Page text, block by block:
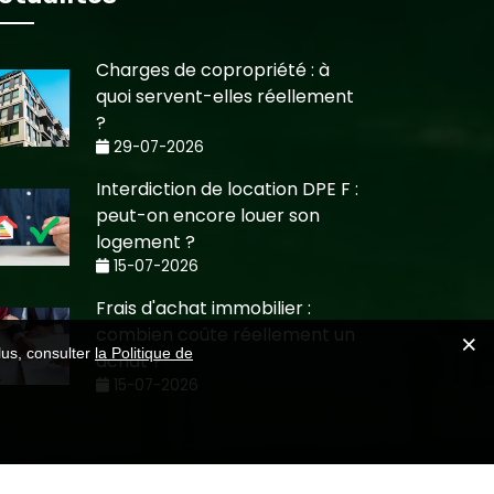
Charges de copropriété : à
quoi servent-elles réellement
?
29-07-2026
Interdiction de location DPE F :
peut-on encore louer son
logement ?
15-07-2026
Frais d'achat immobilier :
combien coûte réellement un
achat ?
15-07-2026
consulter la Politique de